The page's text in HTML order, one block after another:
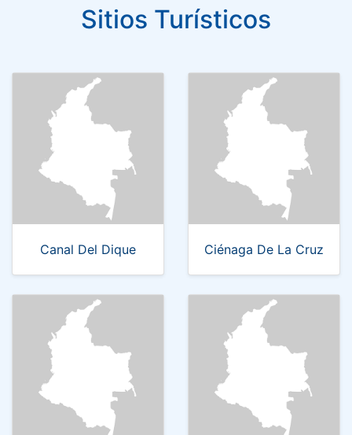
Sitios Turísticos
Canal Del Dique Ciénaga De La Cruz